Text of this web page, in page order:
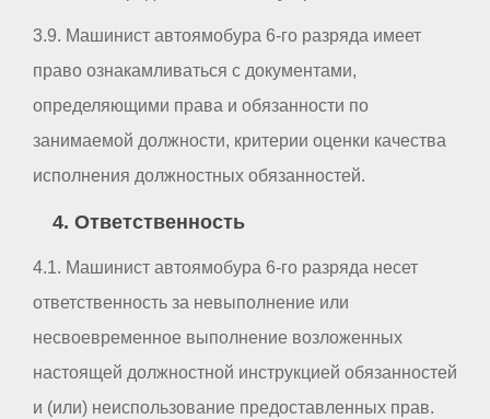
3.9. Машинист автоямобура 6-го разряда имеет
право ознакамливаться с документами,
определяющими права и обязанности по
занимаемой должности, критерии оценки качества
исполнения должностных обязанностей.
4. Ответственность
4.1. Машинист автоямобура 6-го разряда несет
ответственность за невыполнение или
несвоевременное выполнение возложенных
настоящей должностной инструкцией обязанностей
и (или) неиспользование предоставленных прав.